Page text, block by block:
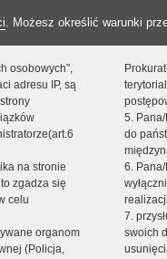
. Możesz określić warunki
osobowych”,
adresu IP, są
na stronie
zgadza się
celu
organom
(Policja,
5.
do
6.
7.
swoich